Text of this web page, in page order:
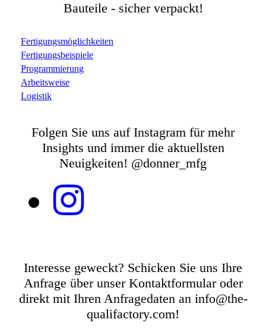
Bauteile - sicher verpackt!
Fertigungsmöglichkeiten
Fertigungsbeispiele
Programmierung
Arbeitsweise
Logistik
Folgen Sie uns auf Instagram für mehr
Insights und immer die aktuellsten
Neuigkeiten! @donner_mfg
Interesse geweckt? Schicken Sie uns Ihre
Anfrage über unser Kontaktformular oder
direkt mit Ihren Anfragedaten an info@the-
qualifactory.com!